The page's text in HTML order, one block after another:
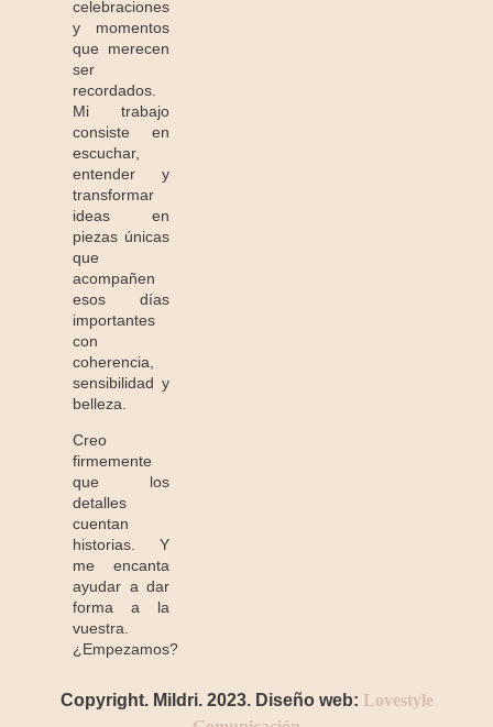
celebraciones
y momentos
que merecen
ser
recordados.
Mi trabajo
consiste en
escuchar,
entender y
transformar
ideas en
piezas únicas
que
acompañen
esos días
importantes
con
coherencia,
sensibilidad y
belleza.
Creo
firmemente
que los
detalles
cuentan
historias. Y
me encanta
ayudar a dar
forma a la
vuestra.
¿Empezamos?
Copyright. Mildri. 2023. Diseño web: Lovestyle